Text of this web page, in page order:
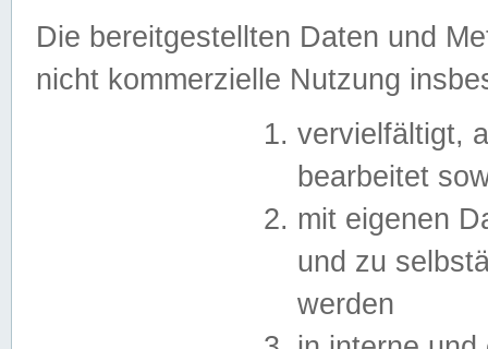
Die bereitgestellten Daten und
nicht kommerzielle Nutzung
vervielfältigt,
bearbeitet
mit eigenen
und zu
werden